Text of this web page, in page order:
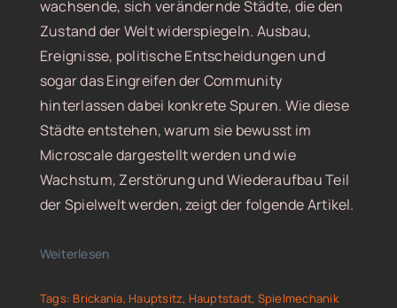
wachsende, sich verändernde Städte, die den
Zustand der Welt widerspiegeln. Ausbau,
Ereignisse, politische Entscheidungen und
sogar das Eingreifen der Community
hinterlassen dabei konkrete Spuren. Wie diese
Städte entstehen, warum sie bewusst im
Microscale dargestellt werden und wie
Wachstum, Zerstörung und Wiederaufbau Teil
der Spielwelt werden, zeigt der folgende Artikel.
Weiterlesen
Tags: Brickania, Hauptsitz, Hauptstadt, Spielmechanik